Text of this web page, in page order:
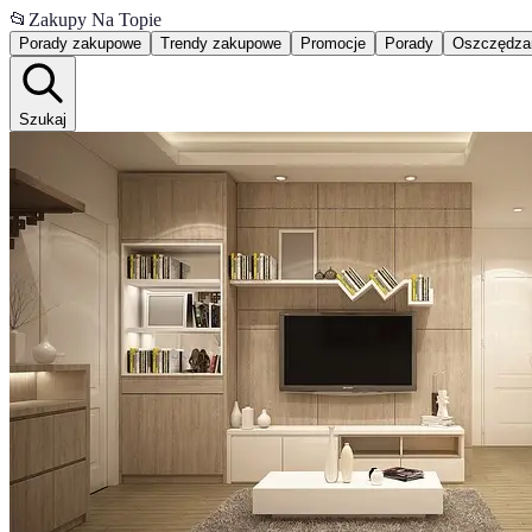
📂 Zakupy Na Topie
Porady zakupowe Trendy zakupowe Promocje Porady
Szukaj